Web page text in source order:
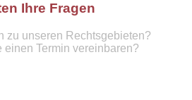
Ihre Fragen
zu unseren Rechtsgebieten?
einen Termin vereinbaren?